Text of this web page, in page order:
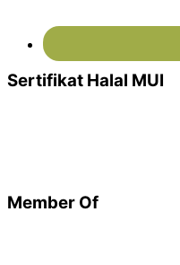
Sertifikat Halal MUI
Member Of